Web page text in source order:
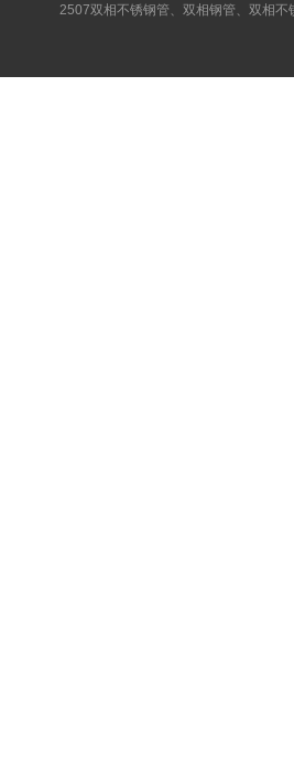
2507双相不锈钢管、双相钢管、双相